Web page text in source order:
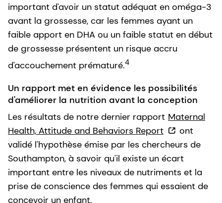
important d'avoir un statut adéquat en oméga-3
avant la grossesse, car les femmes ayant un
faible apport en DHA ou un faible statut en début
de grossesse présentent un risque accru
d'accouchement prématuré.4
Un rapport met en évidence les possibilités
d'améliorer la nutrition avant la conception
Les résultats de notre dernier rapport Maternal
Health, Attitude and Behaviors Report
ont
validé l'hypothèse émise par les chercheurs de
Southampton, à savoir qu'il existe un écart
important entre les niveaux de nutriments et la
prise de conscience des femmes qui essaient de
concevoir un enfant.